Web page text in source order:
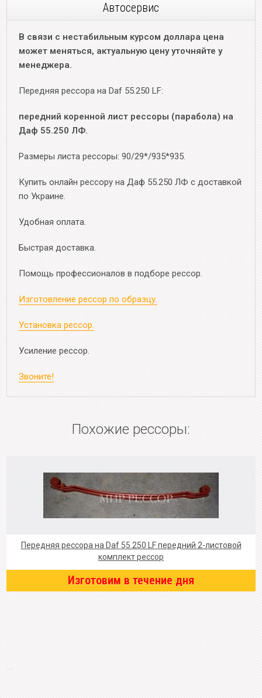
Автосервис
В связи с нестабильным курсом доллара цена
может меняться, актуальную цену уточняйте у
менеджера.
Передняя рессора на Daf 55.250 LF:
передний коренной лист рессоры (парабола) на
Даф 55.250 ЛФ.
Размеры листа рессоры: 90/29*/935*935.
Купить онлайн рессору на Даф 55.250 ЛФ с доставкой
по Украине.
Удобная оплата.
Быстрая доставка.
Помощь профессионалов в подборе рессор.
Изготовление рессор по образцу.
Установка рессор.
Усиление рессор.
Звоните!
Похожие рессоры:
Передняя рессора на Daf 55.250 LF передний 2-листовой
комплект рессор
Изготовим в течение дня